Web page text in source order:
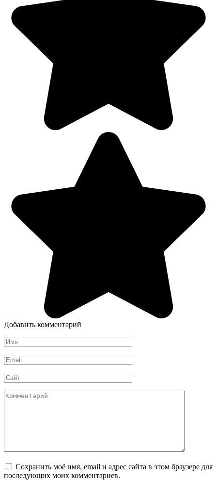
Добавить комментарий
Имя
*
Email
*
Сайт
Комментарий
Сохранить моё имя, email и адрес сайта в этом браузере для
последующих моих комментариев.